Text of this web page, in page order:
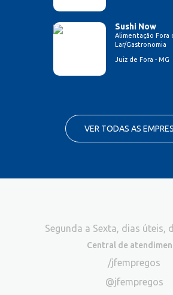
Sushi Now
Alimentação Fora
Lar/Gastronomia
Juiz de Fora - MG
VER TODAS AS
Segunda a Sexta, dias úteis,
Central de
/jfempregos
@jfempregos